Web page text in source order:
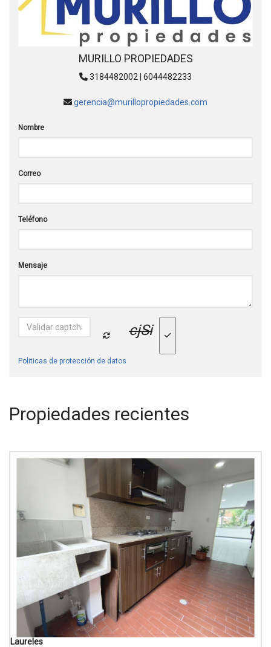
MURILLO PROPIEDADES
3184482002 | 6044482233
gerencia@murillopropiedades.com
Nombre
Correo
Teléfono
Mensaje
cjSi
Politicas de protección de datos
Propiedades recientes
Laureles